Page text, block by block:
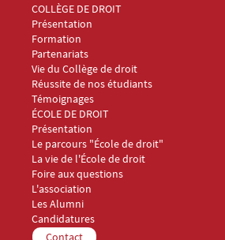
Menu Footer Collège et École de droit 1
COLLÈGE DE DROIT
Présentation
Formation
Partenariats
Vie du Collège de droit
Réussite de nos étudiants
Témoignages
Menu Footer Collège et École de droit 2
ÉCOLE DE DROIT
Présentation
Le parcours "École de droit"
La vie de l'École de droit
Foire aux questions
Menu Footer Collège et École de droit 3
L'association
Les Alumni
Menu Footer Collège et École de droit 4
Candidatures
Menu Footer Collège et École de droit 5
Contact